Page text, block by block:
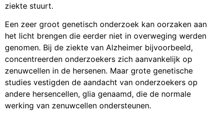
ziekte stuurt.
Een zeer groot genetisch onderzoek kan oorzaken aan
het licht brengen die eerder niet in overweging werden
genomen. Bij de ziekte van Alzheimer bijvoorbeeld,
concentreerden onderzoekers zich aanvankelijk op
zenuwcellen in de hersenen. Maar grote genetische
studies vestigden de aandacht van onderzoekers op
andere hersencellen, glia genaamd, die de normale
werking van zenuwcellen ondersteunen.